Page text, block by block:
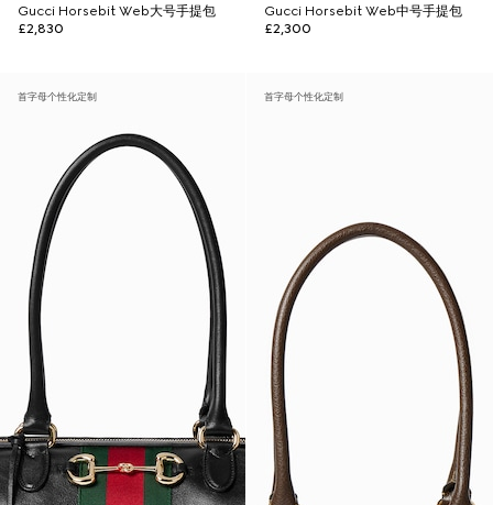
Gucci Horsebit Web大号手提包
£2,830
Gucci Horsebit Web中号手提包
£2,300
首字母个性化定制 首字母个性化定制